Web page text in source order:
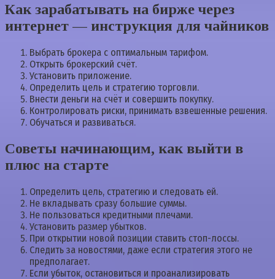
Как зарабатывать на бирже через
интернет — инструкция для чайников
Выбрать брокера с оптимальным тарифом.
Открыть брокерский счёт.
Установить приложение.
Определить цель и стратегию торговли.
Внести деньги на счёт и совершить покупку.
Контролировать риски, принимать взвешенные решения.
Обучаться и развиваться.
Советы начинающим, как выйти в
плюс на старте
Определить цель, стратегию и следовать ей.
Не вкладывать сразу большие суммы.
Не пользоваться кредитными плечами.
Установить размер убытков.
При открытии новой позиции ставить стоп-лоссы.
Следить за новостями, даже если стратегия этого не
предполагает.
Если убыток, остановиться и проанализировать